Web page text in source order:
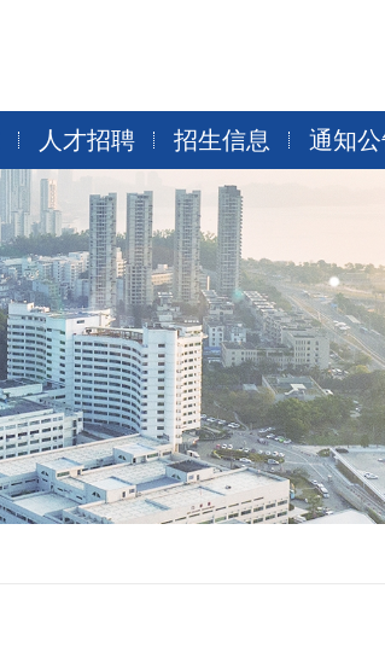
人才招聘 招生信息 通知